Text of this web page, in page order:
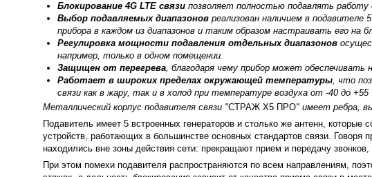
Блокирование 4G LTE связи позволяет полностью подавлять
Выбор подавляемых диапазонов реализован наличием в
прибора в каждом из диапазонов и таким образом настраивать его на
Регулировка мощности подавления отдельных диапазонов
например, только в одном помещении.
Защищен от перегрева, благодаря чему прибор может обеспечивать
Работает в широких пределах окружающей температуры, что
связи как в жару, так и в холод при температуре воздуха от -40 до +55
Металлический корпус подавителя связи "СТРАЖ Х5 ПРО" имеет ребра,
Подавитель имеет 5 встроенных генераторов и столько же антенн,
устройств, работающих в большинстве основных стандартов связи.
находились вне зоны действия сети: прекращают прием и передачу
При этом помехи подавителя распространяются по всем направлениям,